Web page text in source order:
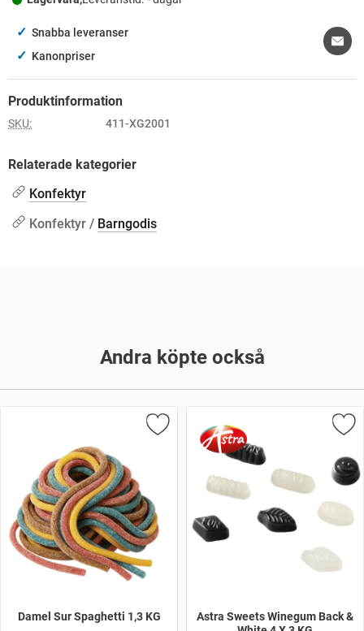
✓ Snabba leveranser
✓ Kanonpriser
Produktinformation
SKU: 411-XG2001
Relaterade kategorier
Konfektyr
Konfektyr / Barngodis
Andra köpte också
Damel Sur Spaghetti 1,3 KG
Astra Sweets Winegum Back &